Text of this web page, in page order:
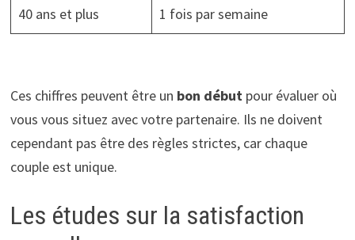
40 ans et plus 1 fois par semaine
Ces chiffres peuvent être un bon débutpour évaluer où
vous vous situez avec votre partenaire. Ils ne doivent
cependant pas être des règles strictes, car chaque
couple est unique.
Les études sur la satisfaction